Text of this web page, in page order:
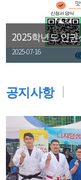
2025학년도 인
2025-07-16
공지사항